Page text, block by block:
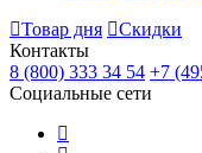
Товар дня
Скидки
Контакты
8 (800) 333 34 54 +7
Социальные сети